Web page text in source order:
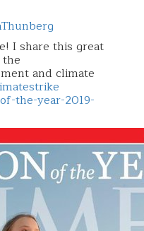
I share this great
and climate
the-year-2019-